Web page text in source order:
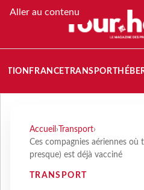
Aller au contenu
FRANCETRANSPORT
Accueil › Transport›
Ces compagnies aériennes où
presque) est déjà vacciné
TRANSPORT